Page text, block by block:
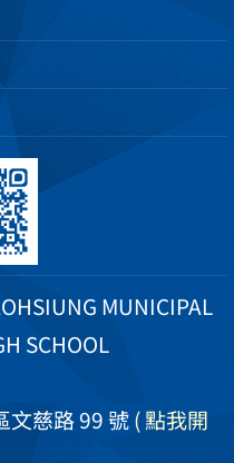
MUNICIPAL
SCHOOL
文慈路 99 號( 點我開